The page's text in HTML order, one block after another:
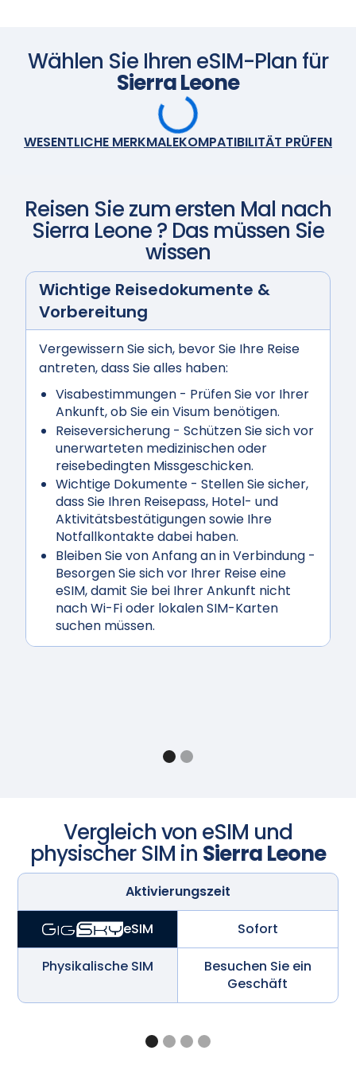
Scannen Sie mit Ihrer Kamera
Wählen Sie Ihren eSIM-Plan für
Sierra Leone
WESENTLICHE MERKMALEKOMPATIBILITÄT PRÜFEN
Reisen Sie zum ersten Mal nach
Sierra Leone? Das müssen Sie
wissen
Wichtige Reisedokumente &
Vorbereitung
Vergewissern Sie sich, bevor Sie Ihre Reise
antreten, dass Sie alles haben:
Visabestimmungen - Prüfen Sie vor Ihrer
Ankunft, ob Sie ein Visum benötigen.
Reiseversicherung - Schützen Sie sich vor
unerwarteten medizinischen oder
reisebedingten Missgeschicken.
Wichtige Dokumente - Stellen Sie sicher,
dass Sie Ihren Reisepass, Hotel- und
Aktivitätsbestätigungen sowie Ihre
Notfallkontakte dabei haben.
Bleiben Sie von Anfang an in Verbindung -
Besorgen Sie sich vor Ihrer Reise eine
eSIM, damit Sie bei Ihrer Ankunft nicht
nach Wi-Fi oder lokalen SIM-Karten
suchen müssen.
Vergleich von eSIM und
physischer SIM in Sierra Leone
Aktivierungszeit
eSIM Sofort
Physikalische SIM
Besuchen Sie ein
Geschäft